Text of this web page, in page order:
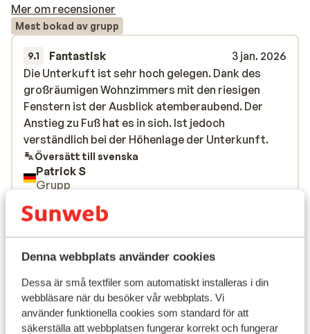
Denna webbplats använder cookies
Dessa är små textfiler som automatiskt installeras i din
webbläsare när du besöker vår webbplats. Vi
använder funktionella cookies som standard för att
säkerställa att webbplatsen fungerar korrekt och fungerar
Mer om recensioner
Mest bokad av grupp
9.1 Fantastisk
3 jan. 2026
Die Unterkuft ist sehr hoch gelegen. Dank des
großräumigen Wohnzimmers mit den riesigen
Fenstern ist der Ausblick atemberaubend. Der
Anstieg zu Fuß hat es in sich. Ist jedoch
verständlich bei der Höhenlage der Unterkunft.
Die Unterkuft ist sehr hoch gelegen. Dank des
großräumigen Wohnzimmers mit den riesigen
Fenstern ist der Ausblick atemberaubend. Der
Anstieg zu Fuß hat es in sich. Ist jedoch
verständlich bei der Höhenlage der Unterkunft.
Översätt till svenska
Patrick S
Grupp
Visa alla 1 omdömen
Liftkort/Utrustning/Skidskola
Liftkort
Skidskola